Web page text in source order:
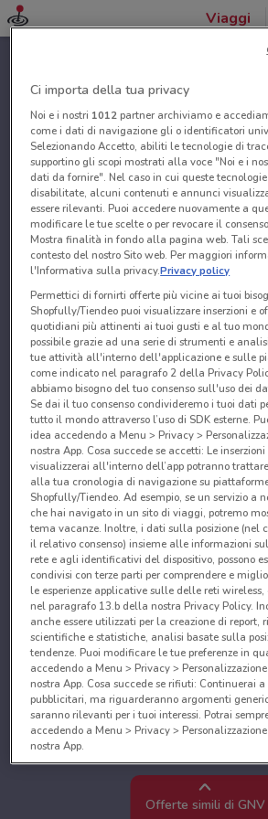
Viaggi
Offerte simili di GNV
Ci importa della tua privacy
Noi e i nostri 1012partner archiviamo e
come i dati di navigazione gli o identificatori
Selezionando Accetto, abiliti le tecnologie di
supportino gli scopi mostrati alla voce "Noi e i
dati da fornire". Nel caso in cui queste tecnologie
disabilitate, alcuni contenuti e annunci
essere rilevanti. Puoi accedere nuovamente a
modificare le tue scelte o per revocare il
Mostra finalità in fondo alla pagina web. Tali
contesto del nostro Sito web. Per maggiori
l'Informativa sulla privacy.Privacy policy
Permettici di fornirti offerte più vicine ai tuoi
Shopfully/Tiendeo puoi visualizzare inserzioni e
quotidiani più attinenti ai tuoi gusti e al tuo
possibile grazie ad una serie di strumenti e
tue attività all'interno dell'applicazione e sulle
come indicato nel paragrafo 2 della Privacy
abbiamo bisogno del tuo consenso sull'uso dei
Se dai il tuo consenso condivideremo i tuoi dati
tutto il mondo attraverso l’uso di SDK esterne.
idea accedendo a Menu > Privacy >
nostra App. Cosa succede se accetti: Le
visualizzerai all'interno dell’app potranno
alla tua cronologia di navigazione su
Shopfully/Tiendeo. Ad esempio, se un servizio a
che hai navigato in un sito di viaggi, potremo
tema vacanze. Inoltre, i dati sulla posizione (nel
il relativo consenso) insieme alle informazioni
rete e agli identificativi del dispositivo, possono
condivisi con terze parti per comprendere e
le esperienze applicative sulle delle reti
nel paragrafo 13.b della nostra Privacy Policy.
anche essere utilizzati per la creazione di report,
scientifiche e statistiche, analisi basate sulla
tendenze. Puoi modificare le tue preferenze in
accedendo a Menu > Privacy >
nostra App. Cosa succede se rifiuti: Continuerai
pubblicitari, ma riguarderanno argomenti
saranno rilevanti per i tuoi interessi. Potrai
accedendo a Menu > Privacy >
nostra App.
Noi e i nostri partner trattiamo i dati
Utilizzare dati di geolocalizzazione precisi.
caratteristiche del dispositivo ai fini